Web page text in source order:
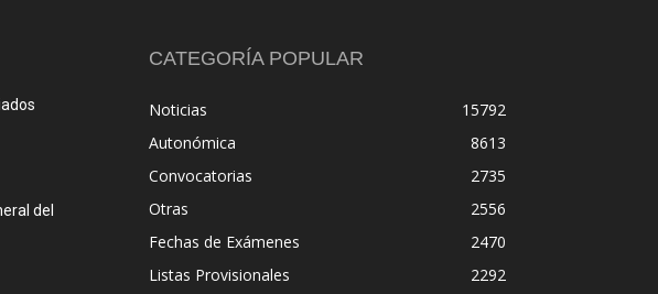
del
CATEGORÍA POPULAR
Noticias
15792
Autonómica
8613
Convocatorias
2735
Otras
2556
Fechas de Exámenes
2470
Listas Provisionales
2292